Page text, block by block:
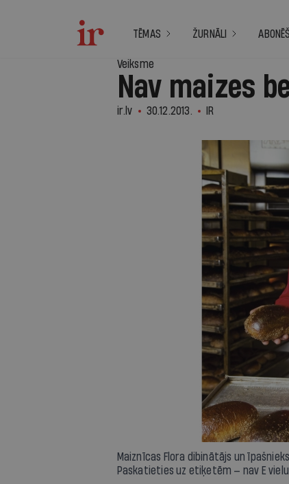
TĒMAS ŽURNĀLI
Veiksme
Nav maizes
ir.lv 30.12.2013. IR
Maiznīcas Flora dibinātājs un
Paskatieties uz etiķetēm — nav E